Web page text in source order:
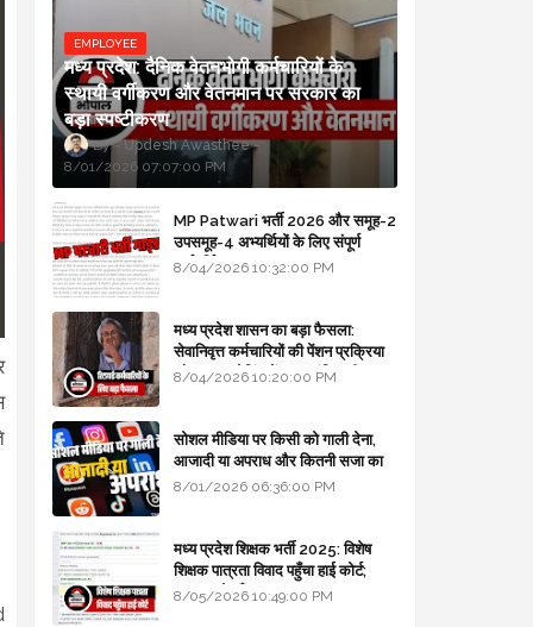
EMPLOYEE
मध्य प्रदेश: दैनिक वेतनभोगी कर्मचारियों के
स्थायी वर्गीकरण और वेतनमान पर सरकार का
बड़ा स्पष्टीकरण
Updesh Awasthee
8/01/2026 07:07:00 PM
MP Patwari भर्ती 2026 और समूह-2
उपसमूह-4 अभ्यर्थियों के लिए संपूर्ण
मार्गदर्शिका
8/04/2026 10:32:00 PM
मध्य प्रदेश शासन का बड़ा फैसला:
सेवानिवृत्त कर्मचारियों की पेंशन प्रक्रिया
और बजट कोडिंग में हुए क्रांतिकारी
8/04/2026 10:20:00 PM
सोशल मीडिया पर किसी को गाली देना,
आजादी या अपराध और कितनी सजा का
प्रावधान - free legal advice
8/01/2026 06:36:00 PM
मध्य प्रदेश शिक्षक भर्ती 2025: विशेष
शिक्षक पात्रता विवाद पहुँचा हाई कोर्ट;
सरकार से माँगा जवाब
8/05/2026 10:49:00 PM